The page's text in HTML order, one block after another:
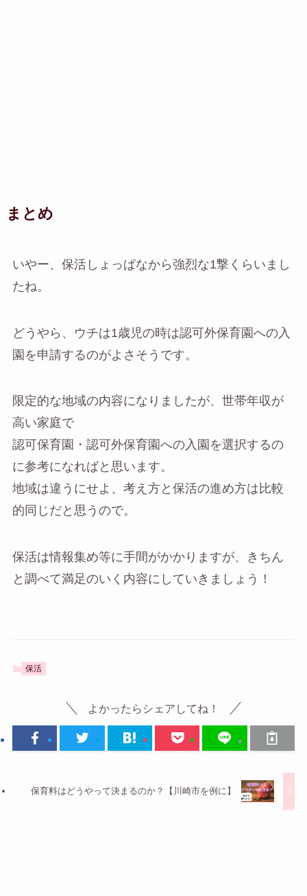
まとめ
いやー、保活しょっぱなから強烈な1撃くらいまし
たね。
どうやら、ウチは1歳児の時は認可外保育園への入
園を申請するのがよさそうです。
限定的な地域の内容になりましたが、世帯年収が
高い家庭で
認可保育園・認可外保育園への入園を選択するの
に参考になればと思います。
地域は違うにせよ、考え方と保活の進め方は比較
的同じだと思うので。
保活は情報集め等に手間がかかりますが、きちん
と調べて満足のいく内容にしていきましょう！
保活
よかったらシェアしてね！
保育料はどうやって決まるのか？【川崎市を例に】